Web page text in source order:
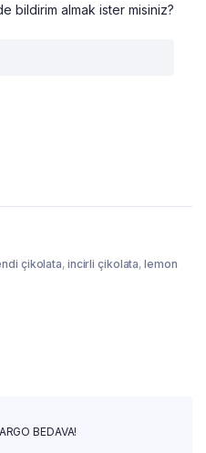
bildirim almak ister misiniz?
çikolata, incirli çikolata,lemon
BEDAVA!